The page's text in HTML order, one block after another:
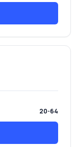
20-64